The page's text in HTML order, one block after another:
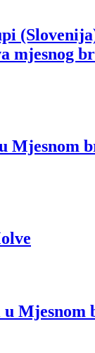
mjesnog
Mjesnom
Mjesnom